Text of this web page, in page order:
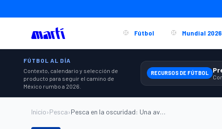
Fútbol Mundial 2026
FÚTBOL AL DÍA
Contexto, calendario y selección de
producto para seguir el camino de
México rumbo a 2026.
RECURSOS DE FÚTBOL
Inicio›Pesca› Pesca en la oscuridad: Una aventura inol...